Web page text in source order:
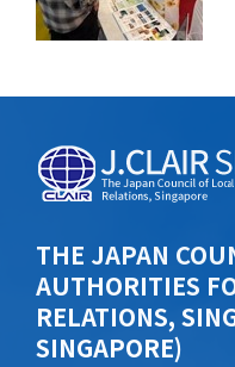
THE JAPAN
AUTHORITIES
RELATIONS,
SINGAPORE)